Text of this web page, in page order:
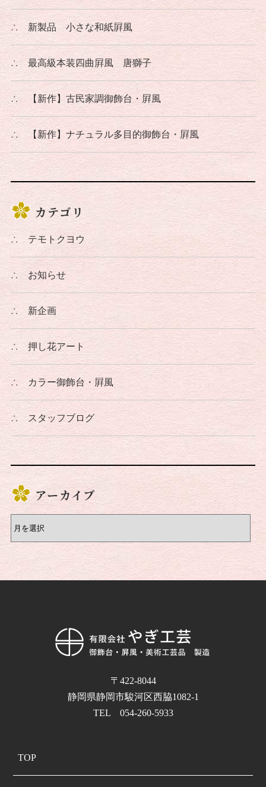
∴ 新製品 小さな和紙屛風
∴ 最高級本装四曲屛風 唐獅子
∴ 【新作】古民家調御飾台・屛風
∴ 【新作】ナチュラル多目的御飾台・屛風
カテゴリ
∴ テモトクヨウ
∴ お知らせ
∴ 新企画
∴ 押し花アート
∴ カラー御飾台・屛風
∴ スタッフブログ
アーカイブ
〒422-8044
静岡県静岡市駿河区西脇1082-1
TEL 054-260-5933
TOP